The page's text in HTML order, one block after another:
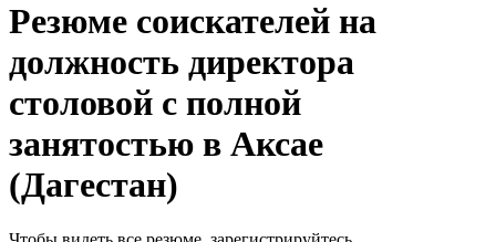
Резюме соискателей на
должность директора
столовой с полной
занятостью в Аксае
(Дагестан)